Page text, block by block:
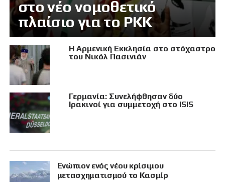
στο νέο νομοθετικό
πλαίσιο για το PKK
Η Αρμενική Εκκλησία στο στόχαστρο
του Νικόλ Πασινιάν
Γερμανία: Συνελήφθησαν δύο
Ιρακινοί για συμμετοχή στο ISIS
Eνώπιον ενός νέου κρίσιμου
μετασχηματισμού το Κασμίρ